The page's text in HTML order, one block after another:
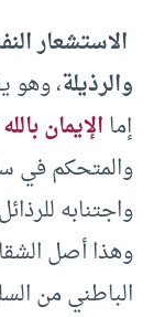
الاستشعار
والرذيلة، وهو
إماالإيمان بالله
والمتحكم في
واجتنابه
وهذا أصل
الباطني من